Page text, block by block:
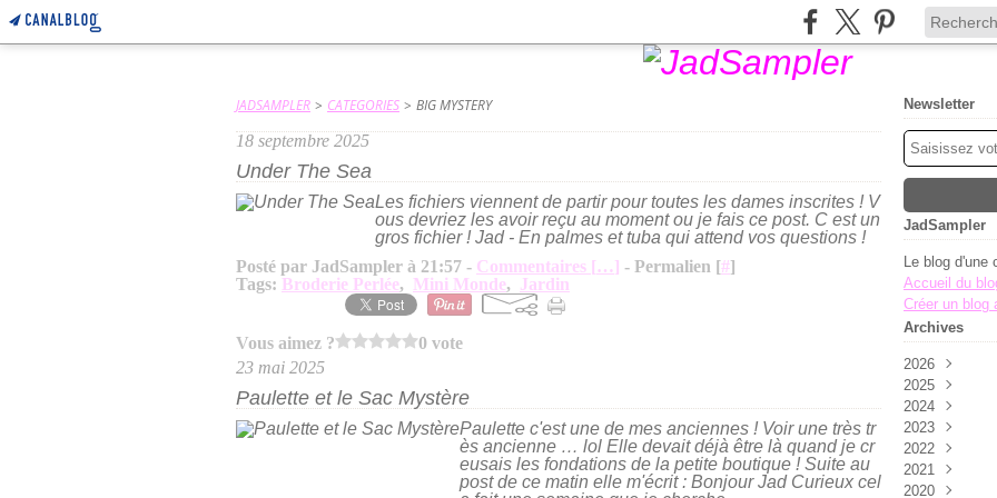
JADSAMPLER > CATEGORIES > BIG MYSTERY
18 septembre 2025
Under The Sea
Les fichiers viennent de partir pour toutes les dames inscrites ! V
ous devriez les avoir reçu au moment ou je fais ce post. C est un
gros fichier ! Jad - En palmes et tuba qui attend vos questions !
Posté par JadSampler à 21:57 - Commentaires […] - Permalien [#]
Tags: Broderie Perlée, Mini Monde, Jardin
Vous aimez ?
0 vote
23 mai 2025
Paulette et le Sac Mystère
Paulette c'est une de mes anciennes ! Voir une très tr
ès ancienne … lol Elle devait déjà être là quand je cr
eusais les fondations de la petite boutique ! Suite au
post de ce matin elle m'écrit : Bonjour Jad Curieux cel
Newsletter
JadSampler
Le blog d'une
Accueil du
Créer un blog
Archives
2026
Août
Juillet
Juin
Mai(7)
Avril
Mars
2025
Novembre
Octobre
Septembre
Août
Juillet
2024
Décembre
Novembre
Octobre
Septembre
2023
Décembre
Novembre
Octobre
2022
Décembre
Novembre
2021
Décembre
2020